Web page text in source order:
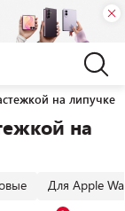
на липучке
на
Для Apple